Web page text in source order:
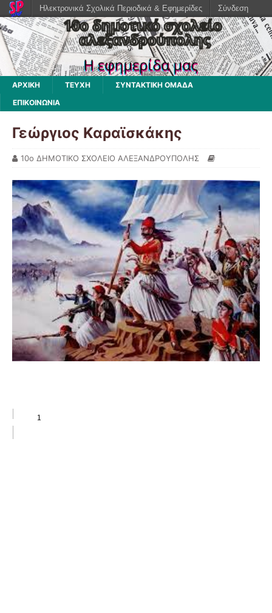
ΑΡΧΙΚΗ ΤΕΥΧΗ
ΣΥΝΤΑΚΤΙΚΗ ΟΜΑΔΑ
ΕΠΙΚΟΙΝΩΝΙΑ
Γεώργιος Καραϊσκάκης
10ο ΔΗΜΟΤΙΚΟ ΣΧΟΛΕΙΟ ΑΛΕΞΑΝΔΡΟΥΠΟΛΗΣ
Ηλεκτρονικά Σχολικά Περιοδικά & Εφημερίδες Σύνδεση